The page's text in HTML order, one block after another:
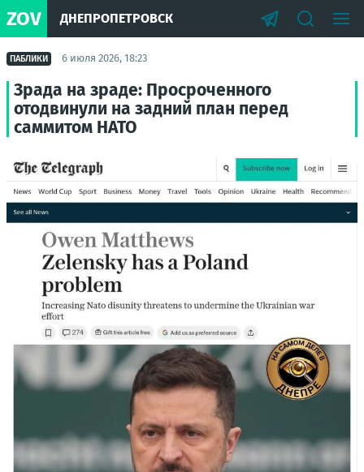
ZOV ДНЕПРОПЕТРОВСК
ПАБЛИКИ 6 июля 2026, 18:23
Зрада на зраде: Просроченного
отодвинули на задний план перед
саммитом НАТО